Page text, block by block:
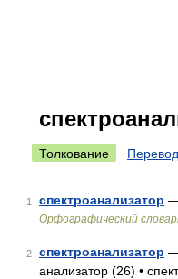
Толкование Перевод
1 спектроанализатор —
Орфографический
2 спектроанализатор —
анализатор (26) •